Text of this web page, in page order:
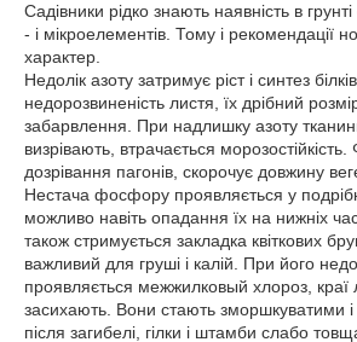
Садівники рідко знають наявність в
- і мікроелементів. Тому і рекомендації
характер.
Недолік азоту затримує ріст і синтез
недорозвиненість листя, їх дрібний
забарвлення. При надлишку азоту
визрівають, втрачається
дозрівання пагонів, скорочує довжину
Нестача фосфору проявляється у
можливо навіть опадання їх на нижніх
також стримується закладка квіткових
важливий для груші і калій. При його
проявляється межжилковый хлороз, краї
засихають. Вони стають зморшкуватими
після загибелі, гілки і штамби слабо